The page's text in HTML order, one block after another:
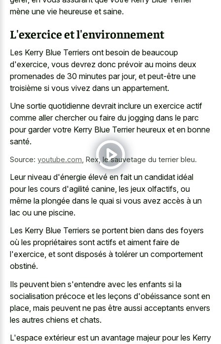
mène une vie heureuse et saine.
L'exercice et l'environnement
Les Kerry Blue Terriers ont besoin de beaucoup
d'exercice, vous devrez donc prévoir au moins deux
promenades de 30 minutes par jour, et peut-être une
troisième si vous vivez dans un appartement.
Une sortie quotidienne devrait inclure un exercice actif
comme aller chercherou faire du jogging dans le parc
pour garder votre Kerry Blue Terrier heureux et en bonne
santé.
Source: youtube.com Rex, le sauvetage du terrier bleu.
Leur niveau d'énergie élevé en fait un candidat idéal
pour les cours d'agilité canine, les jeux olfactifs, ou
même la plongée dans le quai si vous avez accès à un
lac ou une piscine.
Les Kerry Blue Terriers se portent bien dans des foyers
où les propriétaires sont actifs et aiment faire de
l'exercice, et sont disposés à tolérer un comportement
obstiné.
Ils peuvent bien s'entendre avec les enfants si la
socialisation précoce et les leçons d'obéissance sont en
place, mais peuvent ne pas être aussi acceptants envers
les autres chiens et chats.
L'espace extérieur est un avantage majeur pour les Kerry